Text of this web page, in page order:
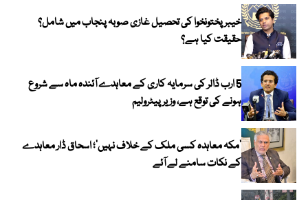
خیبر پختونخوا کی تحصیل غازی صوبہ پنجاب میں شامل؟
حقیقت کیا ہے؟
5 ارب ڈالر کی سرمایہ کاری کے معاہدے آئندہ ماہ سے شروع
ہونے کی توقع ہے، وزیر پیٹرولیم
‘مکہ معاہدہ کسی ملک کے خلاف نہیں’؛ اسحاق ڈار معاہدے
کے نکات سامنے لے آئے